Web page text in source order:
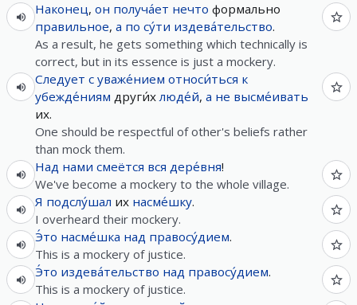
Наконец, он получа́ет нечто формально
правильное, а по су́ти издева́тельство.
As a result, he gets something which technically is
correct, but in its essence is just a mockery.
Следует с уваже́нием относи́ться к
убежде́ниям други́хлюде́й, а не высме́ивать
их.
One should be respectful of other's beliefs rather
than mock them.
Над нами смеётся вся дере́вня!
We've become a mockery to the whole village.
Я подслу́шал их насме́шку.
I overheard their mockery.
Э́то насме́шка над правосу́дием.
This is a mockery of justice.
Э́то издева́тельство над правосу́дием.
This is a mockery of justice.